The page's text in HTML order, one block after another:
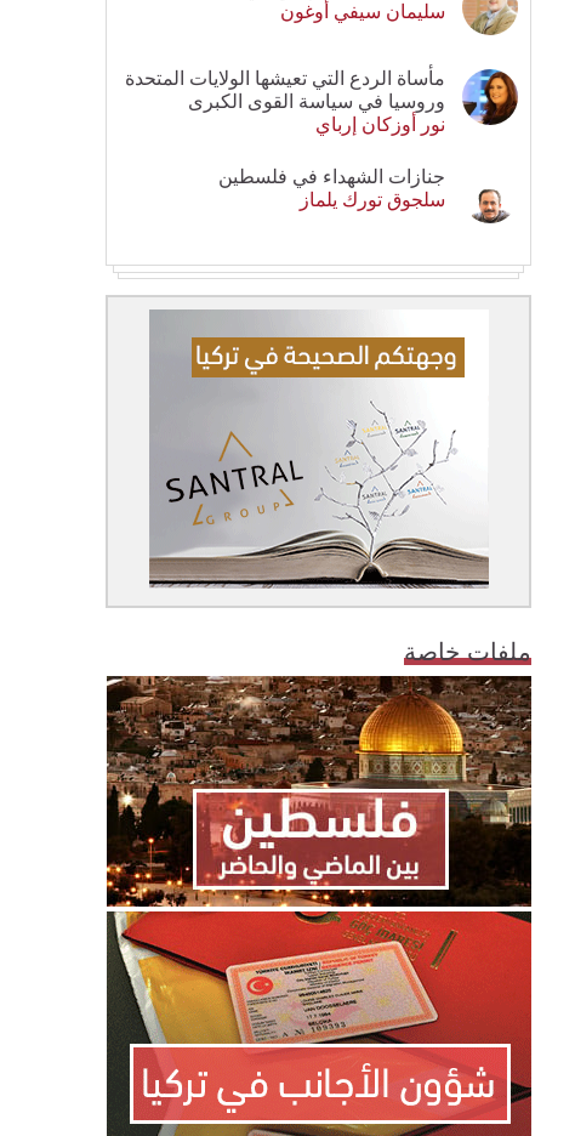
سليمان سيفي أوغون
مأساة الردع التي تعيشها الولايات المتحدة
وروسيا في سياسة القوى الكبرى
نور أوزكان إرباي
جنازات الشهداء في فلسطين
سلجوق تورك يلماز
ملفات خاصة